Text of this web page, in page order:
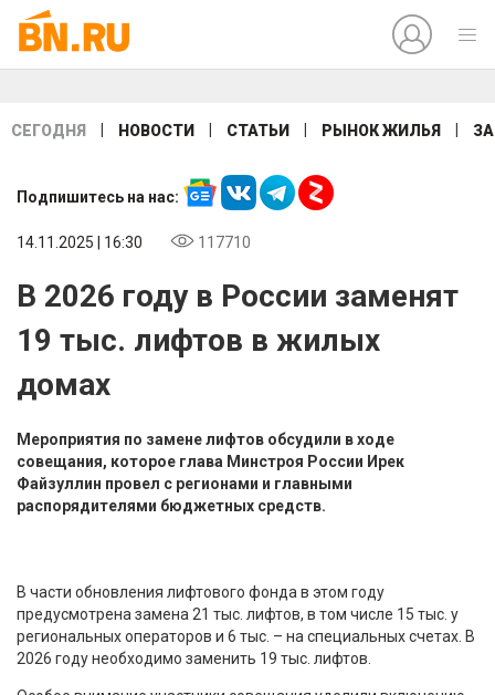
СЕГОДНЯ НОВОСТИ СТАТЬИ РЫНОК ЖИЛЬЯ
Подпишитесь на нас:
14.11.2025 | 16:30 117710
В 2026 году в России заменят
19 тыс. лифтов в жилых
домах
Мероприятия по замене лифтов обсудили в ходе
совещания, которое глава Минстроя России Ирек
Файзуллин провел с регионами и главными
распорядителями бюджетных средств.
В части обновления лифтового фонда в этом году
предусмотрена замена 21 тыс. лифтов, в том числе 15 тыс. у
региональных операторов и 6 тыс. – на специальных счетах. В
2026 году необходимо заменить 19 тыс. лифтов.